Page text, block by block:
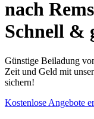
nach
Schnell &
Günstige Beiladung
Zeit und Geld mit
sichern!
Kostenlose Angebote